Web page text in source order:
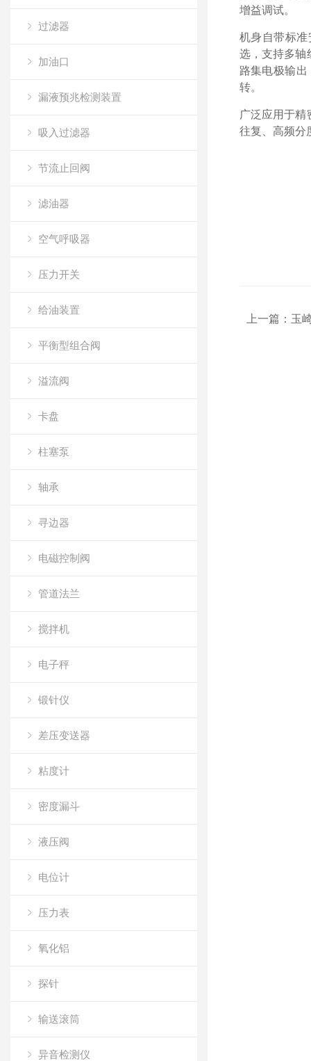
过滤器
加油口
漏液预兆检测装置
吸入过滤器
节流止回阀
滤油器
空气呼吸器
压力开关
给油装置
平衡型组合阀
溢流阀
卡盘
柱塞泵
轴承
寻边器
电磁控制阀
管道法兰
搅拌机
电子秤
锻针仪
差压变送器
粘度计
密度漏斗
液压阀
电位计
压力表
氧化铝
探针
输送滚筒
异音检测仪
增益调试。
机身自带标
选，支持多轴
路集电极输
转。
广泛应用于
往复、高频分
上一篇： 玉